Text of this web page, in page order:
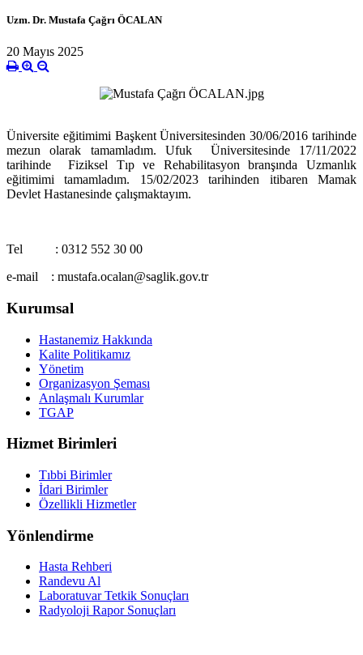
Uzm. Dr. Mustafa Çağrı ÖCALAN
20 Mayıs 2025
Üniversite eğitimimi Başkent Üniversitesinden 30/06/2016 tarihinde
mezun olarak tamamladım. Ufuk Üniversitesinde 17/11/2022
tarihinde Fiziksel Tıp ve Rehabilitasyon branşında Uzmanlık
eğitimimi tamamladım. 15/02/2023 tarihinden itibaren Mamak
Devlet Hastanesinde çalışmaktayım.
Tel : 0312 552 30 00
e-mail : mustafa.ocalan@saglik.gov.tr
Kurumsal
Hastanemiz Hakkında
Kalite Politikamız
Yönetim
Organizasyon Şeması
Anlaşmalı Kurumlar
TGAP
Hizmet Birimleri
Tıbbi Birimler
İdari Birimler
Özellikli Hizmetler
Yönlendirme
Hasta Rehberi
Randevu Al
Laboratuvar Tetkik Sonuçları
Radyoloji Rapor Sonuçları